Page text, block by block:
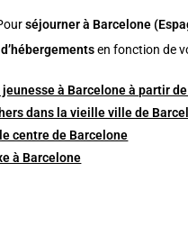
séjourner à Barcelone
en fonction de
à Barcelone à partir
dans la vieille ville de
centre de Barcelone
à Barcelone